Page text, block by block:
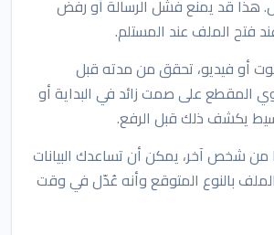
هذا قد يمنع فشل الرسالة أو رفض
فتح الملف عند المستلم.
أو فيديو، تحقق من مدته قبل
المقطع على صمت زائد في البداية أو
يكشف ذلك قبل الرفع.
من شخص آخر، يمكن أن تساعدك البيانات
بالنوع المتوقع وأنه عُدّل في وقت